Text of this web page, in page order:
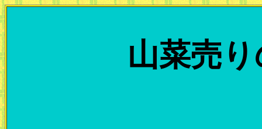
山菜売